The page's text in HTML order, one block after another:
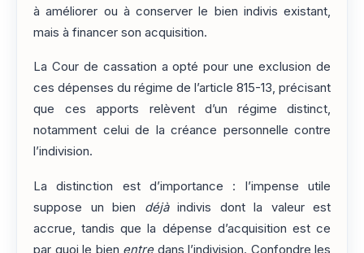
à améliorer ou à conserver le bien indivis existant,
mais à financer son acquisition.
La Cour de cassation a opté pour une exclusion de
ces dépenses du régime de l’article 815-13, précisant
que ces apports relèvent d’un régime distinct,
notamment celui de la créance personnelle contre
l’indivision.
La distinction est d’importance : l’impense utile
suppose un bien déjàindivis dont la valeur est
accrue, tandis que la dépense d’acquisition est ce
par quoi le bien entredans l’indivision. Confondre les